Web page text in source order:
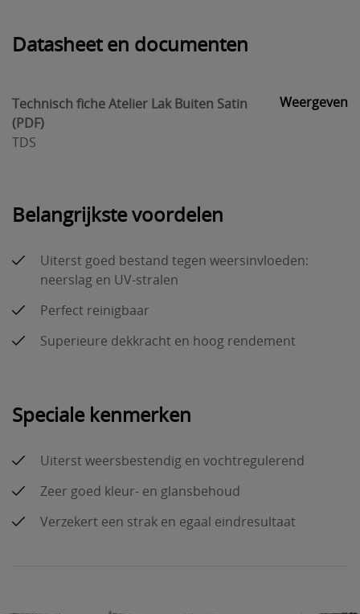
Datasheet en documenten
Technisch fiche Atelier Lak Buiten Satin
(PDF)
TDS
Weergeven
Belangrijkste voordelen
Uiterst goed bestand tegen weersinvloeden:
neerslag en UV-stralen
Perfect reinigbaar
Superieure dekkracht en hoog rendement
Speciale kenmerken
Uiterst weersbestendig en vochtregulerend
Zeer goed kleur- en glansbehoud
Verzekert een strak en egaal eindresultaat